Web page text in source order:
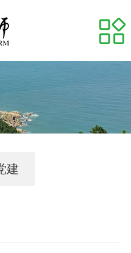
建